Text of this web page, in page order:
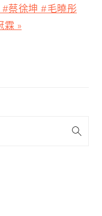
蔡徐坤 #毛曉彤
霖 »